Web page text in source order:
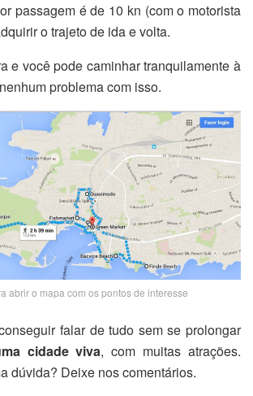
passagem é de 10 kn (com o motorista
o trajeto de ida e volta.
e você pode caminhar tranquilamente à
problema com isso.
abrir o mapa com os pontos de interesse
falar de tudo sem se prolongar
cidade viva, com muitas atrações.
dúvida? Deixe nos comentários.